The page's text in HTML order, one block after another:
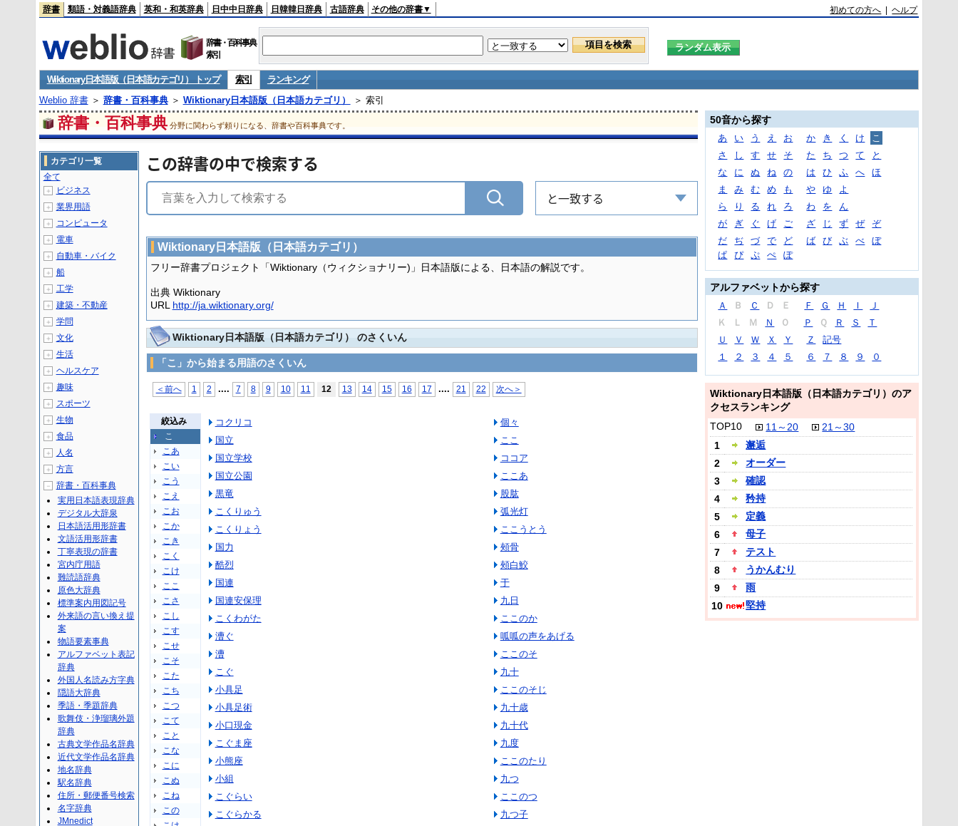
辞書 類語・対義語辞典 英和・和英辞典 日中中日辞典 日韓韓日辞典 古語辞典 その他の辞書▼ 初めての方へ |ヘルプ
辞書・百科事典
索引
Wiktionary日本語版（日本語カテゴリ） トップ 索引
ランキング
Weblio 辞書＞ 辞書・百科事典＞ Wiktionary日本語版（日本語カテゴリ） ＞ 索引
辞書・百科事典 分野に関わらず頼りになる、辞書や百科事典です。
この辞書の中で検索する
と一致する
Wiktionary日本語版（日本語カテゴリ）
フリー辞書プロジェクト「Wiktionary（ウィクショナリー)」日本語版による、日本語の解説です。
出典 Wiktionary
URL http://ja.wiktionary.org/
Wiktionary日本語版（日本語カテゴリ） のさくいん
「こ」から始まる用語のさくいん
＜前へ 1 2 .... 7 8 9 10 11 12 13 14 15 16 17 .... 21 22 次へ＞
絞込み
こ
こあ
こい
こう
こえ
こお
こか
こき
こく
こけ
ここ
こさ
こし
こす
こせ
こそ
こた
こち
こつ
こて
こと
こな
こに
こぬ
こね
この
コクリコ
国立
国立学校
国立公園
黒竜
こくりゅう
こくりょう
国力
酷烈
国連
国連安保理
こくわがた
漕ぐ
漕
こぐ
小具足
小具足術
小口現金
こぐま座
小熊座
小組
こぐらい
こぐらかる
個々
ここ
ココア
ここあ
股肱
弧光灯
ここうとう
頰骨
頰白鮫
于
九日
ここのか
呱呱の声をあげる
ここのそ
九十
ここのそじ
九十歳
九十代
九度
ここのたり
九つ
ここのつ
九つ子
カテゴリ一覧
全て
＋ ビジネス
＋ 業界用語
＋ コンピュータ
＋ 電車
＋ 自動車・バイク
＋ 船
＋ 工学
＋ 建築・不動産
＋ 学問
＋ 文化
＋ 生活
＋ ヘルスケア
＋ 趣味
＋ スポーツ
＋ 生物
＋ 食品
＋ 人名
＋ 方言
－
辞書・百科事典
実用日本語表現辞典
デジタル大辞泉
日本語活用形辞書
文語活用形辞書
丁寧表現の辞書
宮内庁用語
難読語辞典
原色大辞典
標準案内用図記号
外来語の言い換え提
案
物語要素事典
アルファベット表記
辞典
外国人名読み方字典
隠語大辞典
季語・季題辞典
歌舞伎・浄瑠璃外題
辞典
古典文学作品名辞典
近代文学作品名辞典
地名辞典
駅名辞典
住所・郵便番号検索
名字辞典
JMnedict
50音から探す
あ い う え お か き く け
こ
さ
し す せ そ た ち つ て
と
な
に ぬ ね の は ひ ふ へ
ほ
ま
み む め も や ゆ
よ
ら
り る れ ろ わ を
ん
が
ぎ ぐ げ ご ざ じ ず ぜ
ぞ
だ
ぢ づ で ど ば び ぶ べ
ぼ
ぱ
ぴ ぷ ぺ ぽ
アルファベットから探す
Ａ Ｂ Ｃ Ｄ Ｅ Ｆ Ｇ Ｈ Ｉ
Ｊ
Ｋ
Ｌ Ｍ Ｎ Ｏ Ｐ Ｑ Ｒ Ｓ
Ｔ
Ｕ
Ｖ Ｗ Ｘ Ｙ Ｚ
記号
１
２ ３ ４ ５ ６ ７ ８ ９ ０
Wiktionary日本語版（日本語カテゴリ）のア
クセスランキング
TOP10
11～20
21～30
1
邂逅
2
オーダー
3
確認
4
矜持
5
定義
6
母子
7
テスト
8
うかんむり
9
雨
10
堅持